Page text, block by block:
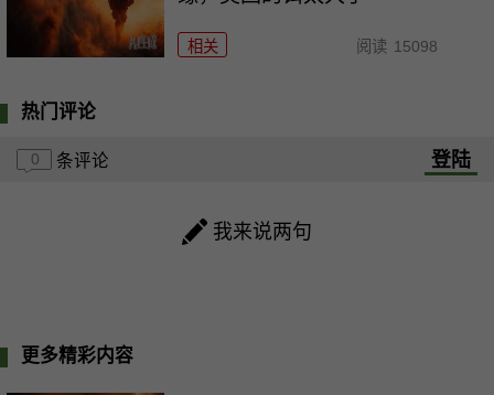
相关 阅读 15098
热门评论
0 条评论 登陆
我来说两句
更多精彩内容